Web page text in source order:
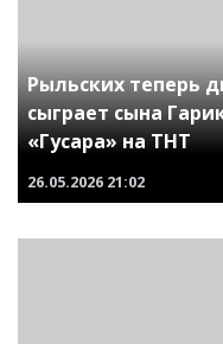
Рыльских теперь
сыграет сына
«Гусара» на ТНТ
26.05.2026 21:02